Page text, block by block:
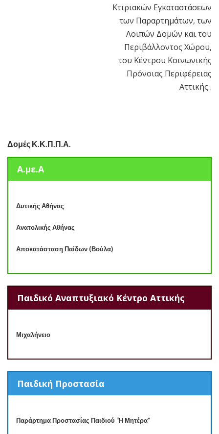
Κτιριακών Εγκαταστάσεων
των Παραρτημάτων, των
Λοιπών Δομών και του
Περιβάλλοντος Χώρου,
του Κέντρου Κοινωνικής
Πρόνοιας Περιφέρειας
Αττικής .
Δομές Κ.Κ.Π.Π.Α.
Α.με.Α
Δυτικής Αθήνας
Ανατολικής Αθήνας
Αποκατάσταση Παίδων (Βούλα)
Παιδικό Αναπτυξιακό Κέντρο Αττικής
Μιχαλήνειο
Παιδική Προστασία
Παράρτημα Προστασίας Παιδιού “Η Μητέρα”